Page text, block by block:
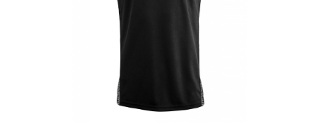
producto
variantes.
Las
opciones